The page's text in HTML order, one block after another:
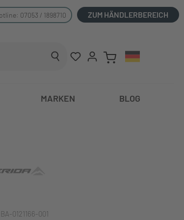
07053 / 1898710 ZUM HÄNDLERBEREICH
MARKEN BLOG
BA-0121166-001